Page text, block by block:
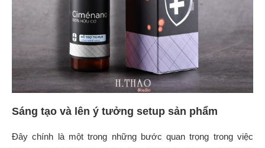
Sáng tạo và lên ý tưởng setup sản phẩm
Đây chính là một trong những bước quan trọng trong việc